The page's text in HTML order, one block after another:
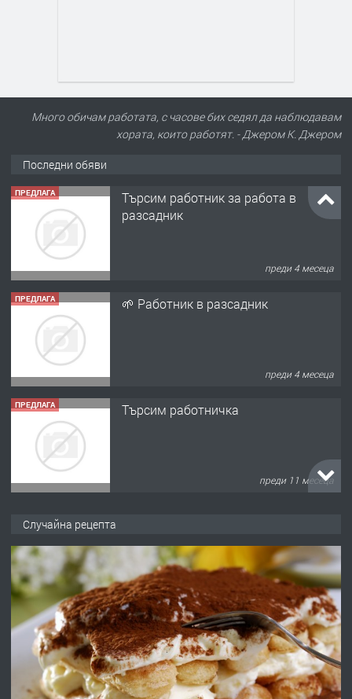
Много обичам работата, с часове бих седял да наблюдавам
хората, които работят. - Джером К. Джером
Последни обяви
ПРЕДЛАГА
Търсим работник за работа в
разсадник
преди 4 месеца
ПРЕДЛАГА 🌱 Работник в разсадник
преди 4 месеца
ПРЕДЛАГА Търсим работничка
преди 11 месеца
преди 1 година
ПРЕДЛАГА Работа за общи работници
преди 1 година
Случайна рецепта